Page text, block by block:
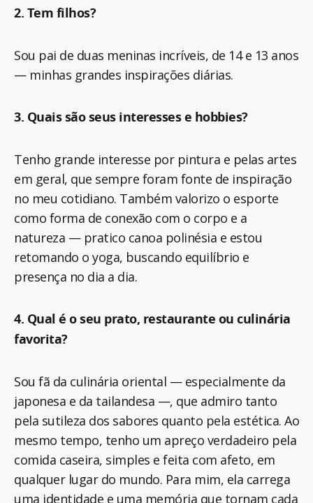
2. Tem filhos?
Sou pai de duas meninas incríveis, de 14 e 13 anos
— minhas grandes inspirações diárias.
3. Quais são seus interesses e hobbies?
Tenho grande interesse por pintura e pelas artes
em geral, que sempre foram fonte de inspiração
no meu cotidiano. Também valorizo o esporte
como forma de conexão com o corpo e a
natureza — pratico canoa polinésia e estou
retomando o yoga, buscando equilíbrio e
presença no dia a dia.
4. Qual é o seu prato, restaurante ou culinária
favorita?
Sou fã da culinária oriental — especialmente da
japonesa e da tailandesa —, que admiro tanto
pela sutileza dos sabores quanto pela estética. Ao
mesmo tempo, tenho um apreço verdadeiro pela
comida caseira, simples e feita com afeto, em
qualquer lugar do mundo. Para mim, ela carrega
uma identidade e uma memória que tornam cada